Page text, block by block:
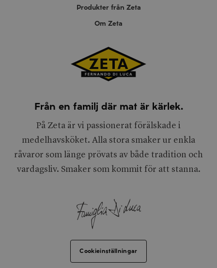
Produkter från Zeta
Om Zeta
Från en familj där mat är kärlek.
På Zeta är vi passionerat förälskade i
medelhavsköket. Alla stora smaker ur enkla
råvaror som länge prövats av både tradition och
vardagsliv. Smaker som kommit för att stanna.
Cookieinställningar